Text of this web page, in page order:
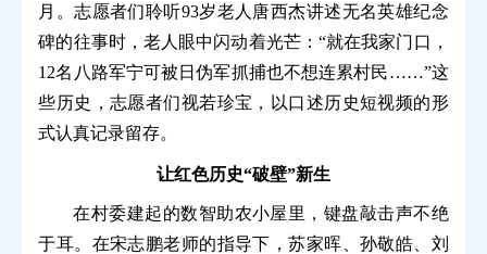
月。志愿者们聆听93岁老人唐西杰讲述无名英雄纪念
碑的往事时，老人眼中闪动着光芒：“就在我家门口，
12名八路军宁可被日伪军抓捕也不想连累村民……”这
些历史，志愿者们视若珍宝，以口述历史短视频的形
式认真记录留存。
让红色历史“破壁”新生
在村委建起的数智助农小屋里，键盘敲击声不绝
于耳。在宋志鹏老师的指导下，苏家晖、孙敬皓、刘